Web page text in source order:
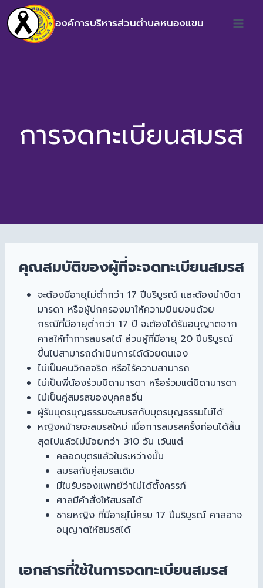
องค์การบริหารส่วนตำบลหนองแขม
การจดทะเบียนสมรส
คุณสมบัติของผู้ที่จะจดทะเบียนสมรส
จะต้องมีอายุไม่ต่ำกว่า 17 ปีบริบูรณ์ และต้องนำบิดา
มารดา หรือผู้ปกครองมาให้ความยินยอมด้วย
กรณีที่มีอายุต่ำกว่า 17 ปี จะต้องได้รับอนุญาตจาก
ศาลให้ทำการสมรสได้ ส่วนผู้ที่มีอายุ 20 ปีบริบูรณ์
ขึ้นไปสามารถดำเนินการได้ด้วยตนเอง
ไม่เป็นคนวิกลจริต หรือไร้ความสามารถ
ไม่เป็นพี่น้องร่วมบิดามารดา หรือร่วมแต่บิดามารดา
ไม่เป็นคู่สมรสของบุคคลอื่น
ผู้รับบุตรบุญธรรมจะสมรสกับบุตรบุญธรรมไม่ได้
หญิงหม้ายจะสมรสใหม่ เมื่อการสมรสครั้งก่อนได้สิ้น
สุดไปแล้วไม่น้อยกว่า 310 วัน เว้นแต่
คลอดบุตรแล้วในระหว่างนั้น
สมรสกับคู่สมรสเดิม
มีใบรับรองแพทย์ว่าไม่ได้ตั้งครรภ์
ศาลมีคำสั่งให้สมรสได้
ชายหญิง ที่มีอายุไม่ครบ 17 ปีบริบูรณ์ ศาลอาจ
อนุญาตให้สมรสได้
เอกสารที่ใช้ในการจดทะเบียนสมรส